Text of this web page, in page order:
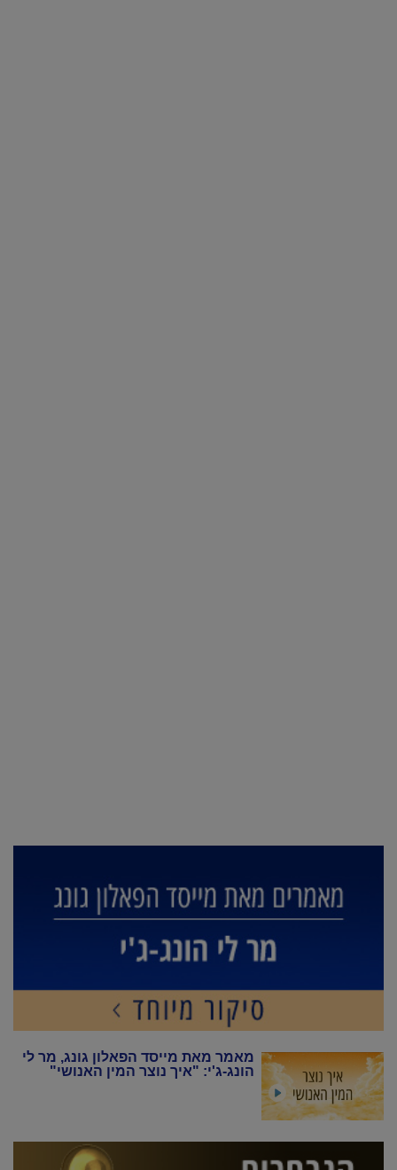
מאמר מאת מייסד הפאלון גונג, מר לי
הונג-ג'י: "איך נוצר המין האנושי"